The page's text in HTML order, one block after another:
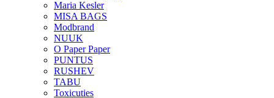
Maria Kesler
MISA BAGS
Modbrand
NUUK
O Paper Paper
PUNTUS
RUSHEV
TABU
Toxicuties